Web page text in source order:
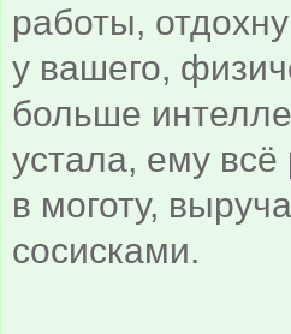
работы,
у вашего,
больше
устала, ему
в моготу,
сосисками.